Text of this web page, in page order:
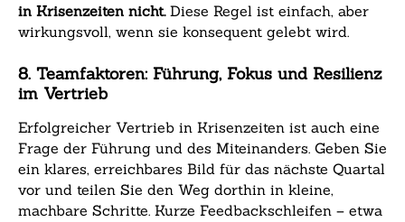
in Krisenzeiten nicht.Diese Regel ist einfach, aber
wirkungsvoll, wenn sie konsequent gelebt wird.
8. Teamfaktoren: Führung, Fokus und Resilienz
im Vertrieb
Erfolgreicher Vertrieb in Krisenzeiten ist auch eine
Frage der Führung und des Miteinanders. Geben Sie
ein klares, erreichbares Bild für das nächste Quartal
vor und teilen Sie den Weg dorthin in kleine,
machbare Schritte. Kurze Feedbackschleifen – etwa